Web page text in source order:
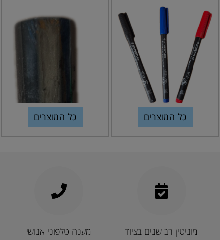
כל המוצרים כל המוצרים
מענה טלפוני אנושי
מוניטין רב שנים בציוד